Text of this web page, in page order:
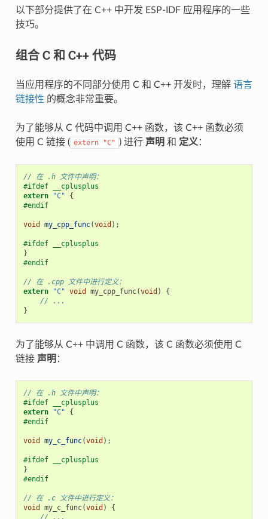
以下部分提供了在 C++ 中开发 ESP-IDF 应用程序的一些
技巧。
组合 C 和 C++ 代码
当应用程序的不同部分使用 C 和 C++ 开发时，理解 语言
链接性 的概念非常重要。
为了能够从 C 代码中调用 C++ 函数，该 C++ 函数必须
使用 C 链接 ( extern "C" ) 进行 声明 和 定义 ：
// 在 .h 文件中声明：
#ifdef __cplusplus
extern
"C"
{
#endif
void my_cpp_func(void );
#ifdef __cplusplus
}
#endif
// 在 .cpp 文件中进行定义：
extern
"C" void my_cpp_func(void )
{
// ...
}
为了能够从 C++ 中调用 C 函数，该 C 函数必须使用 C
链接 声明 ：
// 在 .h 文件中声明：
#ifdef __cplusplus
extern
"C"
{
#endif
void my_c_func(void );
#ifdef __cplusplus
}
#endif
// 在 .c 文件中进行定义：
void
my_c_func(void )
{
// ...